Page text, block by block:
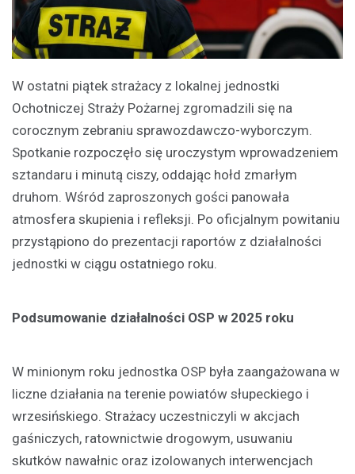
W ostatni piątek strażacy z lokalnej jednostki
Ochotniczej Straży Pożarnej zgromadzili się na
corocznym zebraniu sprawozdawczo-wyborczym.
Spotkanie rozpoczęło się uroczystym wprowadzeniem
sztandaru i minutą ciszy, oddając hołd zmarłym
druhom. Wśród zaproszonych gości panowała
atmosfera skupienia i refleksji. Po oficjalnym powitaniu
przystąpiono do prezentacji raportów z działalności
jednostki w ciągu ostatniego roku.
Podsumowanie działalności OSP w 2025 roku
W minionym roku jednostka OSP była zaangażowana w
liczne działania na terenie powiatów słupeckiego i
wrzesińskiego. Strażacy uczestniczyli w akcjach
gaśniczych, ratownictwie drogowym, usuwaniu
skutków nawałnic oraz izolowanych interwencjach